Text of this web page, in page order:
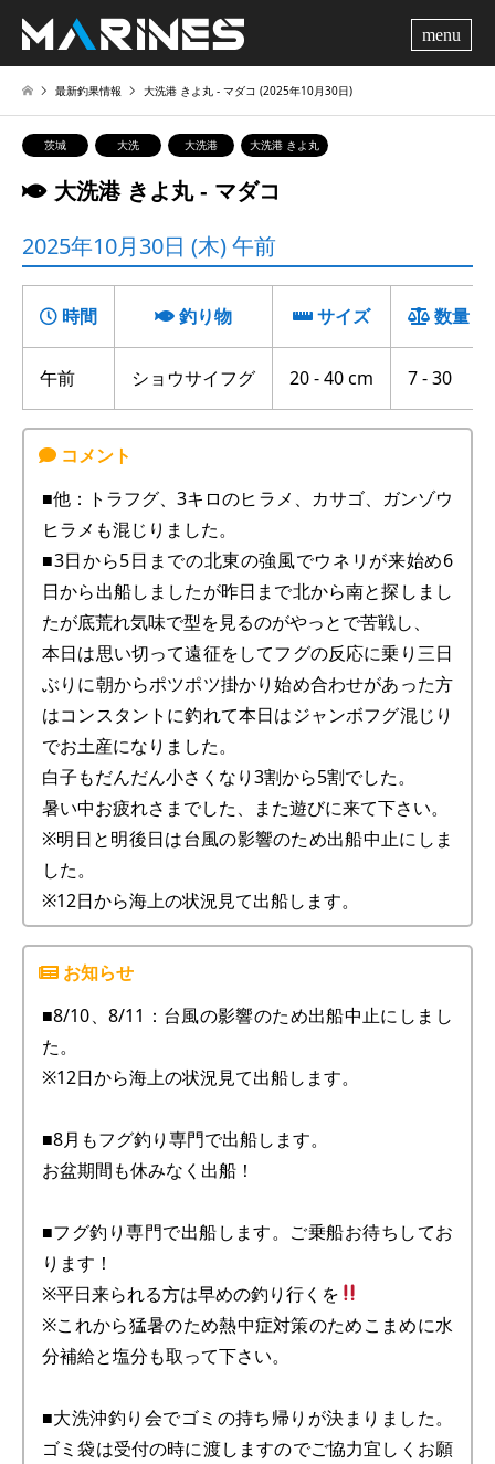
最新釣果情報 大洗港 きよ丸 ‐ マダコ (2025年10月30日)
茨城 大洗 大洗港 大洗港 きよ丸
大洗港 きよ丸 ‐ マダコ
2025年10月30日 (木) 午前
時間 釣り物 サイズ 数量
午前 ショウサイフグ 20 - 40 cm 7 - 30
■他：トラフグ、3キロのヒラメ、カサゴ、ガンゾウ
ヒラメも混じりました。
■3日から5日までの北東の強風でウネリが来始め6
日から出船しましたが昨日まで北から南と探しまし
たが底荒れ気味で型を見るのがやっとで苦戦し、
本日は思い切って遠征をしてフグの反応に乗り三日
ぶりに朝からポツポツ掛かり始め合わせがあった方
はコンスタントに釣れて本日はジャンボフグ混じり
でお土産になりました。
白子もだんだん小さくなり3割から5割でした。
暑い中お疲れさまでした、また遊びに来て下さい。
※明日と明後日は台風の影響のため出船中止にしま
した。
※12日から海上の状況見て出船します。
■8/10、8/11：台風の影響のため出船中止にしまし
た。
※12日から海上の状況見て出船します。
■8月もフグ釣り専門で出船します。
お盆期間も休みなく出船！
■フグ釣り専門で出船します。ご乗船お待ちしてお
ります！
※平日来られる方は早めの釣り行くを
※これから猛暑のため熱中症対策のためこまめに水
分補給と塩分も取って下さい。
■大洗沖釣り会でゴミの持ち帰りが決まりました。
ゴミ袋は受付の時に渡しますのでご協力宜しくお願